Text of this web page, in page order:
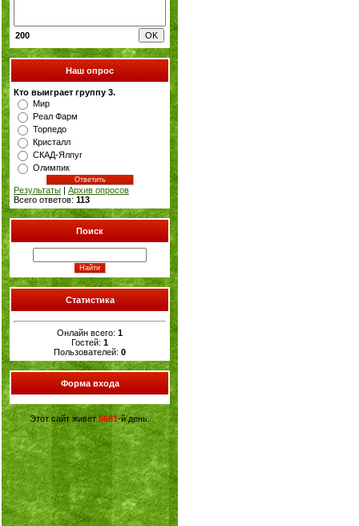
200
Наш опрос
Кто выиграет группу 3.
Мир
Реал Фарм
Торпедо
Кристалл
СКАД-Ялпуг
Олимпик
Результаты | Архив опросов
Всего ответов: 113
Поиск
Статистика
Онлайн всего: 1
Гостей: 1
Пользователей: 0
Форма входа
Этот сайт живет5681-й день.